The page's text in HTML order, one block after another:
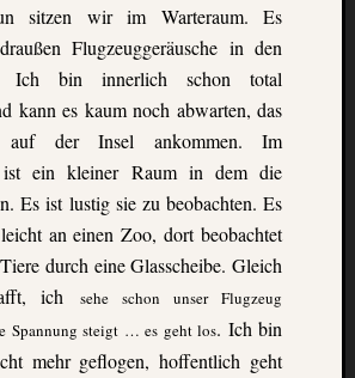
sitzen wir im Warteraum. Es
Flugzeuggeräusche in den
Ich bin innerlich schon total
kann es kaum noch abwarten, das
auf der Insel ankommen. Im
ist ein kleiner Raum in dem die
Es ist lustig sie zu beobachten. Es
an einen Zoo, dort beobachtet
Tiere durch eine Glasscheibe. Gleich
ich
sehe schon unser Flugzeug
Spannung steigt … es geht los. Ich bin
mehr geflogen,hoffentlich geht